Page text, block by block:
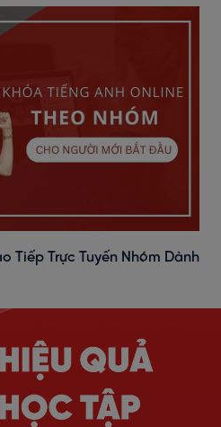
Tiếp Trực Tuyến Nhóm Dành